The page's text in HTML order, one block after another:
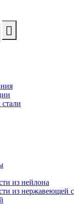
из нейлона
из нержавеющей